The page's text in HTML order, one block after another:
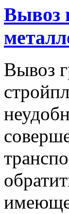
Вывоз
Вывоз